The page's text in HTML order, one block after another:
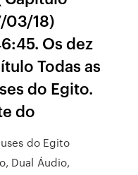
03/18)
Os dez
Todas as
do Egito.
do
do Egito
Dual Áudio,